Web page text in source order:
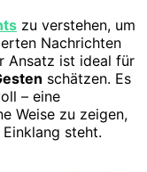
zu verstehen, um
Nachrichten
Ansatz ist ideal für
schätzen. Es
– eine
Weise zu zeigen,
steht.